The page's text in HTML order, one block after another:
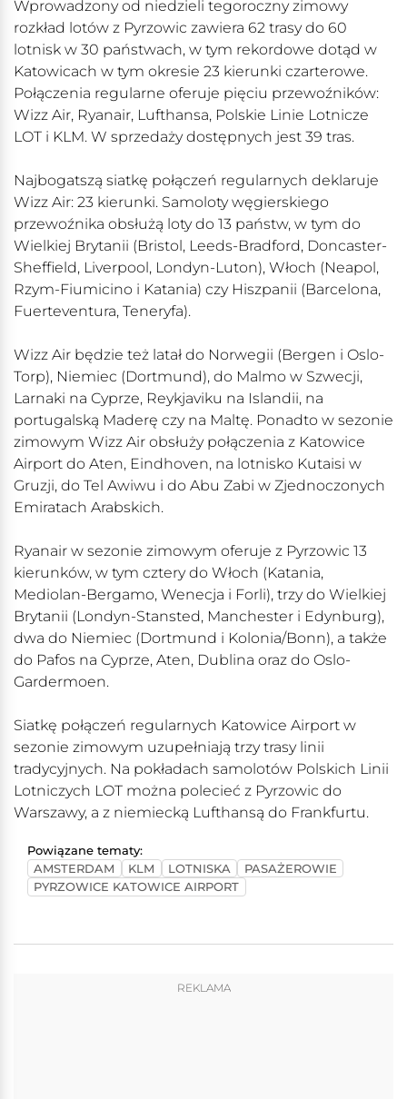
Wprowadzony od niedzieli tegoroczny zimowy
rozkład lotów z Pyrzowic zawiera 62 trasy do 60
lotnisk w 30 państwach, w tym rekordowe dotąd w
Katowicach w tym okresie 23 kierunki czarterowe.
Połączenia regularne oferuje pięciu przewoźników:
Wizz Air, Ryanair, Lufthansa, Polskie Linie Lotnicze
LOT i KLM. W sprzedaży dostępnych jest 39 tras.
Najbogatszą siatkę połączeń regularnych deklaruje
Wizz Air: 23 kierunki. Samoloty węgierskiego
przewoźnika obsłużą loty do 13 państw, w tym do
Wielkiej Brytanii (Bristol, Leeds-Bradford, Doncaster-
Sheffield, Liverpool, Londyn-Luton), Włoch (Neapol,
Rzym-Fiumicino i Katania) czy Hiszpanii (Barcelona,
Fuerteventura, Teneryfa).
Wizz Air będzie też latał do Norwegii (Bergen i Oslo-
Torp), Niemiec (Dortmund), do Malmo w Szwecji,
Larnaki na Cyprze, Reykjaviku na Islandii, na
portugalską Maderę czy na Maltę. Ponadto w sezonie
zimowym Wizz Air obsłuży połączenia z Katowice
Airport do Aten, Eindhoven, na lotnisko Kutaisi w
Gruzji, do Tel Awiwu i do Abu Zabi w Zjednoczonych
Emiratach Arabskich.
Ryanair w sezonie zimowym oferuje z Pyrzowic 13
kierunków, w tym cztery do Włoch (Katania,
Mediolan-Bergamo, Wenecja i Forli), trzy do Wielkiej
Brytanii (Londyn-Stansted, Manchester i Edynburg),
dwa do Niemiec (Dortmund i Kolonia/Bonn), a także
do Pafos na Cyprze, Aten, Dublina oraz do Oslo-
Gardermoen.
Siatkę połączeń regularnych Katowice Airport w
sezonie zimowym uzupełniają trzy trasy linii
tradycyjnych. Na pokładach samolotów Polskich Linii
Lotniczych LOT można polecieć z Pyrzowic do
Warszawy, a z niemiecką Lufthansą do Frankfurtu.
Powiązane tematy:
AMSTERDAM
KLM LOTNISKA
PASAŻEROWIE
PYRZOWICE KATOWICE AIRPORT
REKLAMA